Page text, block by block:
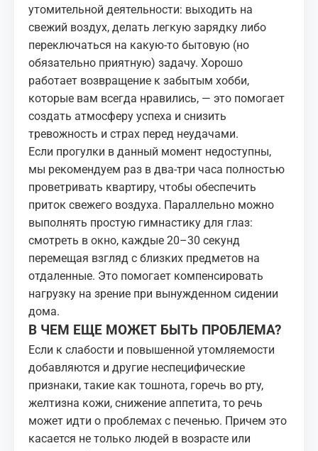
утомительной деятельности: выходить на
свежий воздух, делать легкую зарядку либо
переключаться на какую-то бытовую (но
обязательно приятную) задачу. Хорошо
работает возвращение к забытым хобби,
которые вам всегда нравились, — это помогает
создать атмосферу успеха и снизить
тревожность и страх перед неудачами.
Если прогулки в данный момент недоступны,
мы рекомендуем раз в два-три часа полностью
проветривать квартиру, чтобы обеспечить
приток свежего воздуха. Параллельно можно
выполнять простую гимнастику для глаз:
смотреть в окно, каждые 20–30 секунд
перемещая взгляд с близких предметов на
отдаленные. Это помогает компенсировать
нагрузку на зрение при вынужденном сидении
дома.
В ЧЕМ ЕЩЕ МОЖЕТ БЫТЬ ПРОБЛЕМА?
Если к слабости и повышенной утомляемости
добавляются и другие неспецифические
признаки, такие как тошнота, горечь во рту,
желтизна кожи, снижение аппетита, то речь
может идти о проблемах с печенью. Причем это
касается не только людей в возрасте или